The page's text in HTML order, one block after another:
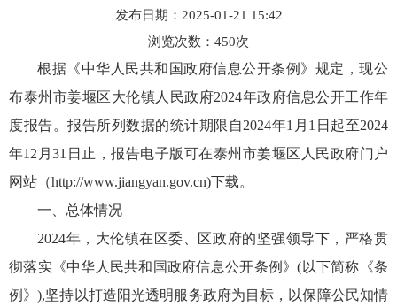
发布日期：2025-01-21 15:42
浏览次数： 450次
根据《中华人民共和国政府信息公开条例》规定，现公
布泰州市姜堰区大伦镇人民政府2024年政府信息公开工作年
度报告。报告所列数据的统计期限自2024年1月1日起至2024
年12月31日止，报告电子版可在泰州市姜堰区人民政府门户
网站（http://www.jiangyan.gov.cn)下载。
一、总体情况
2024年，大伦镇在区委、区政府的坚强领导下，严格贯
彻落实《中华人民共和国政府信息公开条例》(以下简称《条
例》),坚持以打造阳光透明服务政府为目标，以保障公民知情